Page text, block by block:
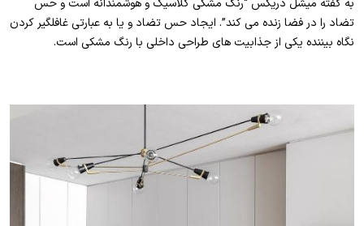
به گفته میشل دریکس “رنگ مشکی کلاسیک و هوشمندانه است و حس
تضاد را در فضا زنده می کند”. ایجاد حس تضاد و یا به عبارتی غافلگیر کردن
نگاه بیننده یکی از جذابیت های طراحی داخلی با رنگ مشکی است.